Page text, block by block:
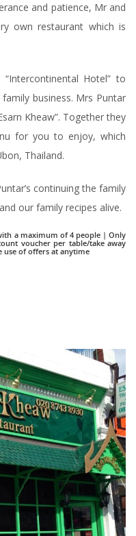
and patience, Mr and
own restaurant which is
Hotel” to
business. Mrs Puntar
Kheaw”. Together they
for you to enjoy, which
Thailand.
continuing the family
our family recipes alive.
a maximum of 4 people | Only
voucher per table/take away
use of offers at anytime